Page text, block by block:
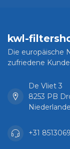
kwl-
Die europäische
zufriedene
De Vliet 3
8253 PB
Niederlande
+31